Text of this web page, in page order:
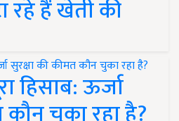
रहे हैं खेती की
हिसाब: ऊर्जा